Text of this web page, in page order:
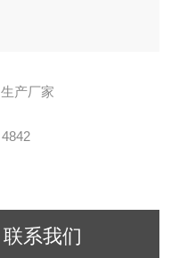
生产厂家
4842
联系我们